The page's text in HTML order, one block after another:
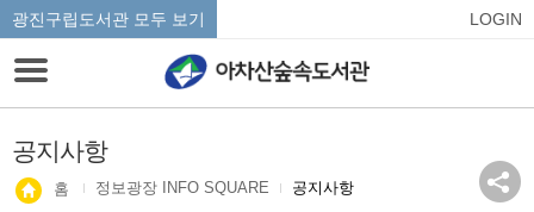
광진구립도서관 모두 보기 LOGIN
공지사항
홈 정보광장 INFO SQUARE 공지사항